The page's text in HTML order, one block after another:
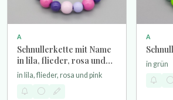
A
Schnullerkette mit Name
in lila, flieder, rosa und
pink
in lila, flieder, rosa und pink
A
in grün